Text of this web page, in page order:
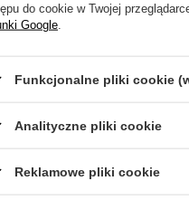
produktu, a chciałbyś
do cookie w Twojej
Google
Funkcjonalne pliki cookie
Analityczne pliki cookie
Reklamowe pliki cookie